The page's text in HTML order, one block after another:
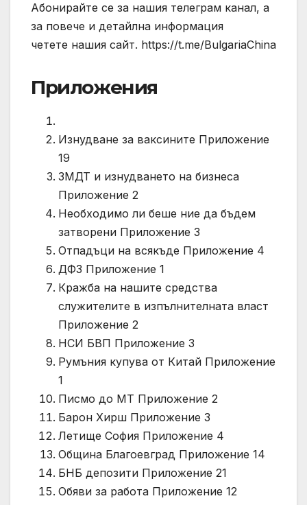
Абонирайте се за нашия телеграм канал, а
за повече и детайлна информация
четете нашия сайт. https://t.me/BulgariaChina
Приложения
Изнудване за ваксините Приложение
19
ЗМДТ и изнудването на бизнеса
Приложение 2
Необходимо ли беше ние да бъдем
затворени Приложение 3
Отпадъци на всякъде Приложение 4
ДФЗ Приложение 1
Кражба на нашите средства
служителите в изпълнителната власт
Приложение 2
НСИ БВП Приложение 3
Румъния купува от Китай Приложение
1
Писмо до МТ Приложение 2
Барон Хирш Приложение 3
Летище София Приложение 4
Община Благоевград Приложение 14
БНБ депозити Приложение 21
Обяви за работа Приложение 12